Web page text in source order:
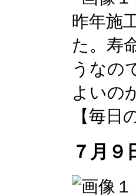
昨年施
た。寿
うなの
よいの
【毎日
７月９